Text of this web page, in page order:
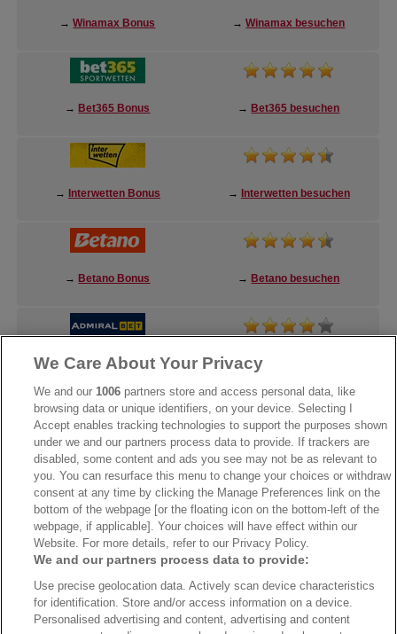
→Winamax Bonus →Winamax besuchen
→ Bet365 Bonus → Bet365 besuchen
→ Interwetten Bonus → Interwetten besuchen
→ Betano Bonus → Betano besuchen
→AdmiralBet Bonus →AdmiralBet besuchen
→Bwin Bonus →Bwin besuchen
We Care About Your Privacy
We and our1006 partners store and access personal data, like
browsing data or unique identifiers, on your device. Selecting I
Accept enables tracking technologies to support the purposes shown
under we and our partners process data to provide. If trackers are
disabled, some content and ads you see may not be as relevant to
you. You can resurface this menu to change your choices or withdraw
consent at any time by clicking the Manage Preferences link on the
bottom of the webpage [or the floating icon on the bottom-left of the
webpage, if applicable]. Your choices will have effect within our
Website. For more details, refer to our Privacy Policy.
We and our partners process data to provide:
Use precise geolocation data. Actively scan device characteristics
for identification. Store and/or access information on a device.
Personalised advertising and content, advertising and content